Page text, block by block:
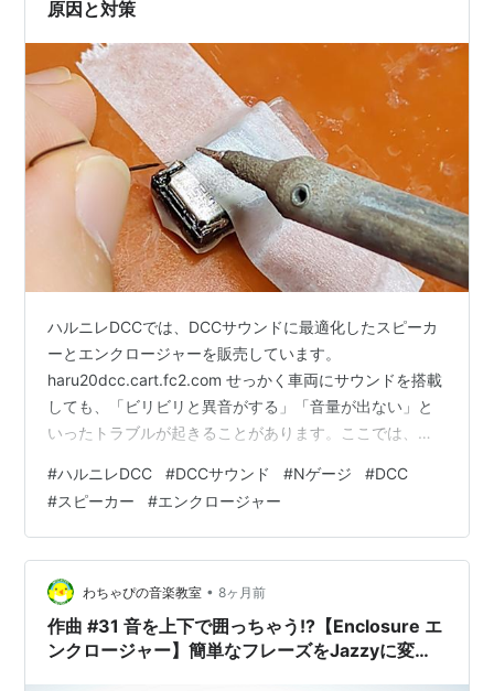
原因と対策
ハルニレDCCでは、DCCサウンドに最適化したスピーカ
ーとエンクロージャーを販売しています。
haru20dcc.cart.fc2.com せっかく車両にサウンドを搭載
しても、「ビリビリと異音がする」「音量が出ない」と
いったトラブルが起きることがあります。ここでは、そ
ーから異音（ビリビリ音）が出る場合 ■ 原因1：スピー
カーが何かに接触しているサウンドと一緒にビリビリと
した異音が出る場合、スピーカーの振動板や電気接点が
車両内部の部品に触れている可能性があります。
Smilesound Slim USB を使用している場合、USB差し込
み口の金…
#ハルニレDCC #DCCサウンド #Nゲージ #DCC
#スピーカー #エンクロージャー
わちゃぴの音楽教室 • 8ヶ月前
作曲 #31 音を上下で囲っちゃう!?【Enclosure エ
ンクロージャー】簡単なフレーズをJazzyに変え